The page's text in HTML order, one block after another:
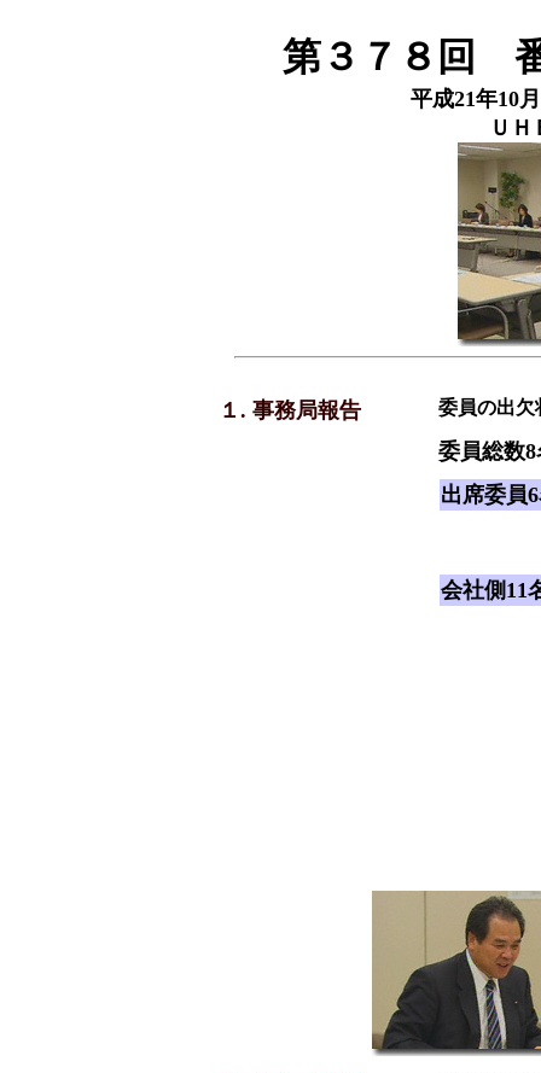
第３７８回
平成21年10
ＵＨ
１. 事務局報告 委員の出欠
委員総数8
出席委員
会社側11